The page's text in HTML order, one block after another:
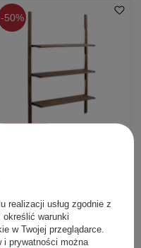
50%
x 86 cm
katalogowa:2 149,00 zł
085,00 zł
cena z 30 dni przed obniżką:
277,00 zł
realizacji usług zgodnie z
określić warunki
w Twojej przeglądarce.
i prywatności można